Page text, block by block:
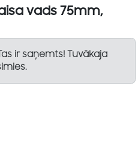
vads 75mm,
ir saņemts! Tuvākaja